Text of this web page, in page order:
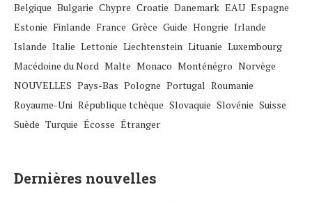
Belgique Bulgarie Chypre Croatie Danemark EAU Espagne
Estonie Finlande France Grèce Guide Hongrie Irlande
Islande Italie Lettonie Liechtenstein Lituanie Luxembourg
Macédoine du Nord Malte Monaco Monténégro Norvège
NOUVELLES Pays-Bas Pologne Portugal Roumanie
Royaume-Uni République tchèque Slovaquie Slovénie Suisse
Suède Turquie Écosse Étranger
Dernières nouvelles